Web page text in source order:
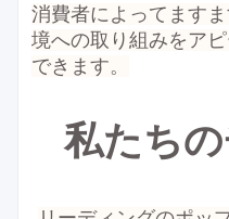
消費者によってます
境への取り組みをア
できます。
私たち